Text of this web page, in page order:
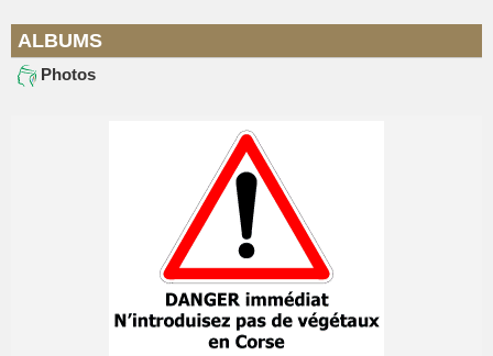
ALBUMS
Photos